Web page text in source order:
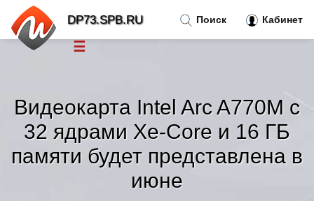
Видеокарта Intel Arc A770M с
32 ядрами Xe-Core и 16 ГБ
памяти будет представлена в
июне
Поиск Кабинет
DP73.SPB.RU
☰
Тренды новостей »
Рубрики»